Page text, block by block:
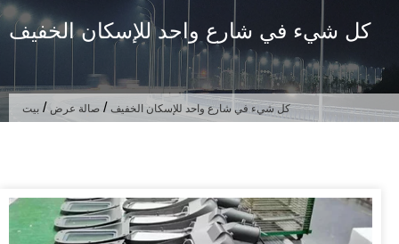
كل شيء في شارع واحد للإسكان الخفيف
بيت / صالة عرض / كل شيء في شارع واحد للإسكان الخفيف